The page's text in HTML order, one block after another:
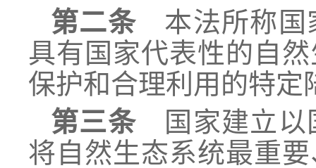
第二条 本法所称国
具有国家代表性的自
保护和合理利用的特定
第三条 国家建立以
将自然生态系统最重